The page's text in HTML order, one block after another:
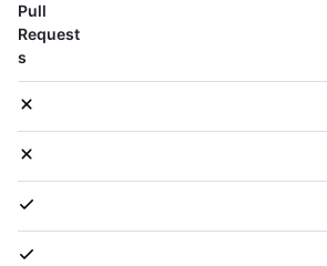
Pull
Request
s